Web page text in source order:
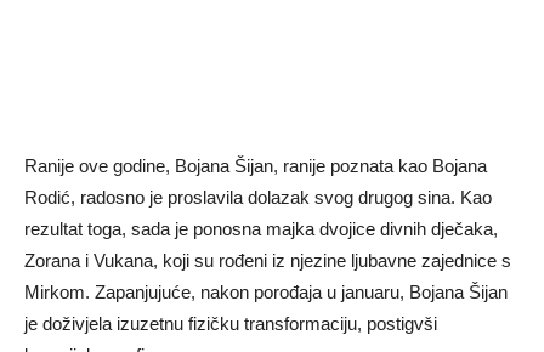
Ranije ove godine, Bojana Šijan, ranije poznata kao Bojana
Rodić, radosno je proslavila dolazak svog drugog sina. Kao
rezultat toga, sada je ponosna majka dvojice divnih dječaka,
Zorana i Vukana, koji su rođeni iz njezine ljubavne zajednice s
Mirkom. Zapanjujuće, nakon porođaja u januaru, Bojana Šijan
je doživjela izuzetnu fizičku transformaciju, postigvši